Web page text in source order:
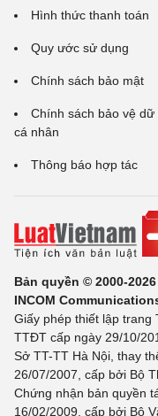
Hình thức thanh toán
Quy ước sử dụng
Chính sách bảo mật
Chính sách bảo vệ dữ
cá nhân
Thông báo hợp tác
Bản quyền © 2000-
INCOM
Giấy phép thiết lập trang
TTĐT cấp ngày 29/10/
Sở TT-TT Hà Nội, thay
26/07/2007, cấp bởi Bộ
Chứng nhận bản quyền
16/02/2009, cấp bởi Bộ